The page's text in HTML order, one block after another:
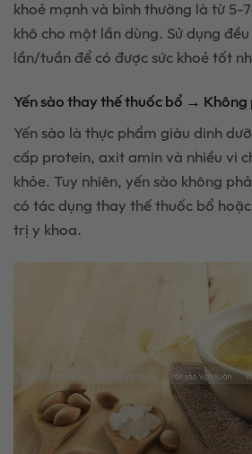
khoẻ mạnh và bình thường là từ 5-
khô cho một lần dùng. Sử dụng
lần/tuần để có được sức khoẻ tốt
Yến sào thay thế thuốc bổ → Không
Yến sào là thực phẩm giàu dinh
cấp protein, axit amin và nhiều vi
khỏe. Tuy nhiên, yến sào không
có tác dụng thay thế thuốc bổ
trị y khoa.